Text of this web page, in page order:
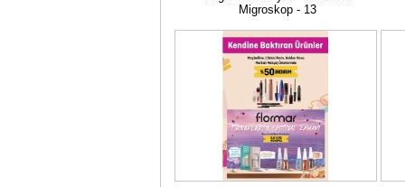
Migroskop - 13